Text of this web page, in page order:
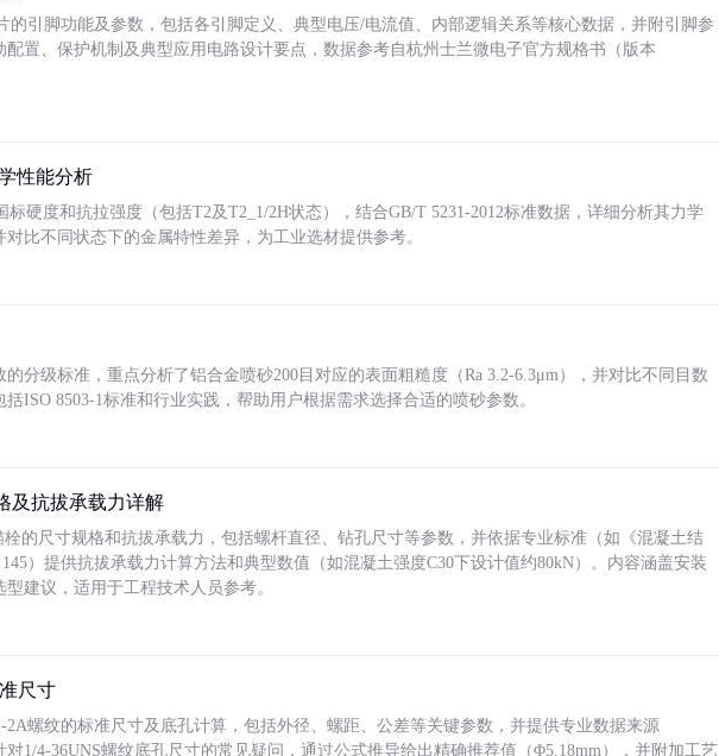
的引脚功能及参数，包括各引脚定义、典型电压/电流值、内部逻辑关系等核心数据，并附引脚参
置、保护机制及典型应用电路设计要点，数据参考自杭州士兰微电子官方规格书（版本
性能分析
标硬度和抗拉强度（包括T2及T2_1/2H状态），结合GB/T 5231-2012标准数据，详细分析其力学
比不同状态下的金属特性差异，为工业选材提供参考。
分级标准，重点分析了铝合金喷砂200目对应的表面粗糙度（Ra 3.2-6.3μm），并对比不同目数
ISO 8503-1标准和行业实践，帮助用户根据需求选择合适的喷砂参数。
及抗拔承载力详解
的尺寸规格和抗拔承载力，包括螺杆直径、钻孔尺寸等参数，并依据专业标准（如《混凝土结
）提供抗拔承载力计算方法和典型数值（如混凝土强度C30下设计值约80kN）。内容涵盖安装
建议，适用于工程技术人员参考。
尺寸
2A螺纹的标准尺寸及底孔计算，包括外径、螺距、公差等关键参数，并提供专业数据来源
对1/4-36UNS螺纹底孔尺寸的常见疑问，通过公式推导给出精确推荐值（Φ5.18mm），并附加工艺